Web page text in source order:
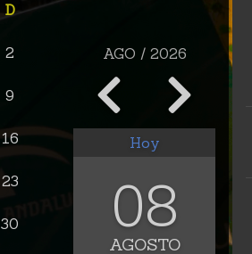
D
2
9
16
23
30
AGO / 2026
Hoy
08
AGOSTO